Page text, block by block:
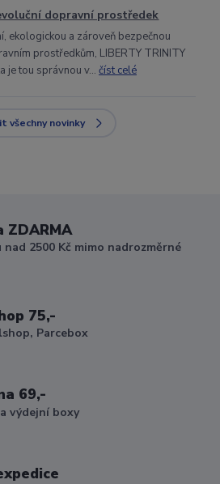
dopravní prostředek
ekologickou a zároveň bezpečnou
prostředkům, LIBERTY TRINITY
je tou správnou v... číst celé
všechny novinky
ZDARMA
nad 2500 Kč mimo nadrozměrné
75,-
Parcebox
69,-
výdejní boxy